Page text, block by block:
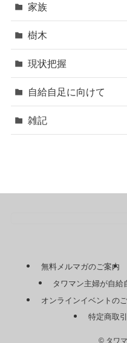
家族
樹木
現状把握
自給自足に向けて
雑記
無料メルマガのご案内
タワマン主婦が自給
オンラインイベントの
特定商取
©タワマ